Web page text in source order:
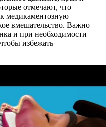
отмечают, что
медикаментозную
вмешательство. Важно
и при необходимости
избежать